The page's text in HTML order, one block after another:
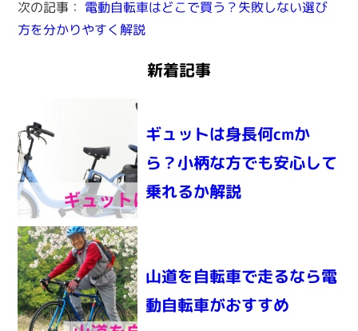
次の記事： 電動自転車はどこで買う？失敗しない選び
方を分かりやすく解説
新着記事
ギュットは身長何cmか
ら？小柄な方でも安心して
乗れるか解説
山道を自転車で走るなら電
動自転車がおすすめ